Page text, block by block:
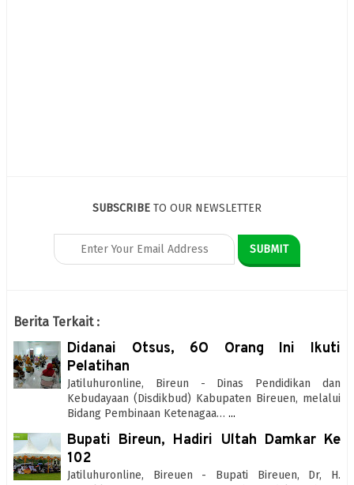
SUBSCRIBE TO OUR NEWSLETTER
Berita Terkait :
Didanai Otsus, 6O Orang Ini Ikuti
Pelatihan
Jatiluhuronline, Bireun - Dinas Pendidikan dan
Kebudayaan (Disdikbud) Kabupaten Bireuen, melalui
Bidang Pembinaan Ketenagaa… ...
Bupati Bireun, Hadiri Ultah Damkar Ke
102
Jatiluhuronline, Bireuen - Bupati Bireuen, Dr, H.